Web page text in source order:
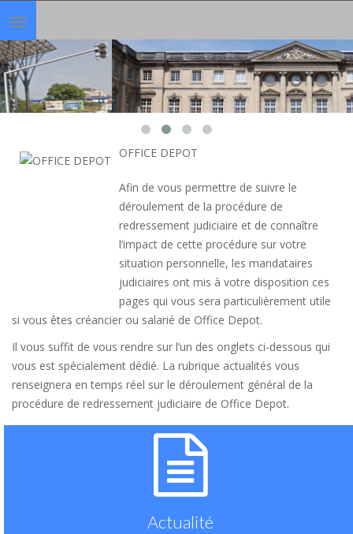
Toggle
navigation
OFFICE DEPOT
Afin de vous permettre de suivre le
déroulement de la procédure de
redressement judiciaire et de connaître
l’impact de cette procédure sur votre
situation personnelle, les mandataires
judiciaires ont mis à votre disposition ces
pages qui vous sera particulièrement utile
si vous êtes créancier ou salarié de Office Depot.
Il vous suffit de vous rendre sur l’un des onglets ci-dessous qui
vous est spécialement dédié. La rubrique actualités vous
renseignera en temps réel sur le déroulement général de la
procédure de redressement judiciaire de Office Depot.
Actualité